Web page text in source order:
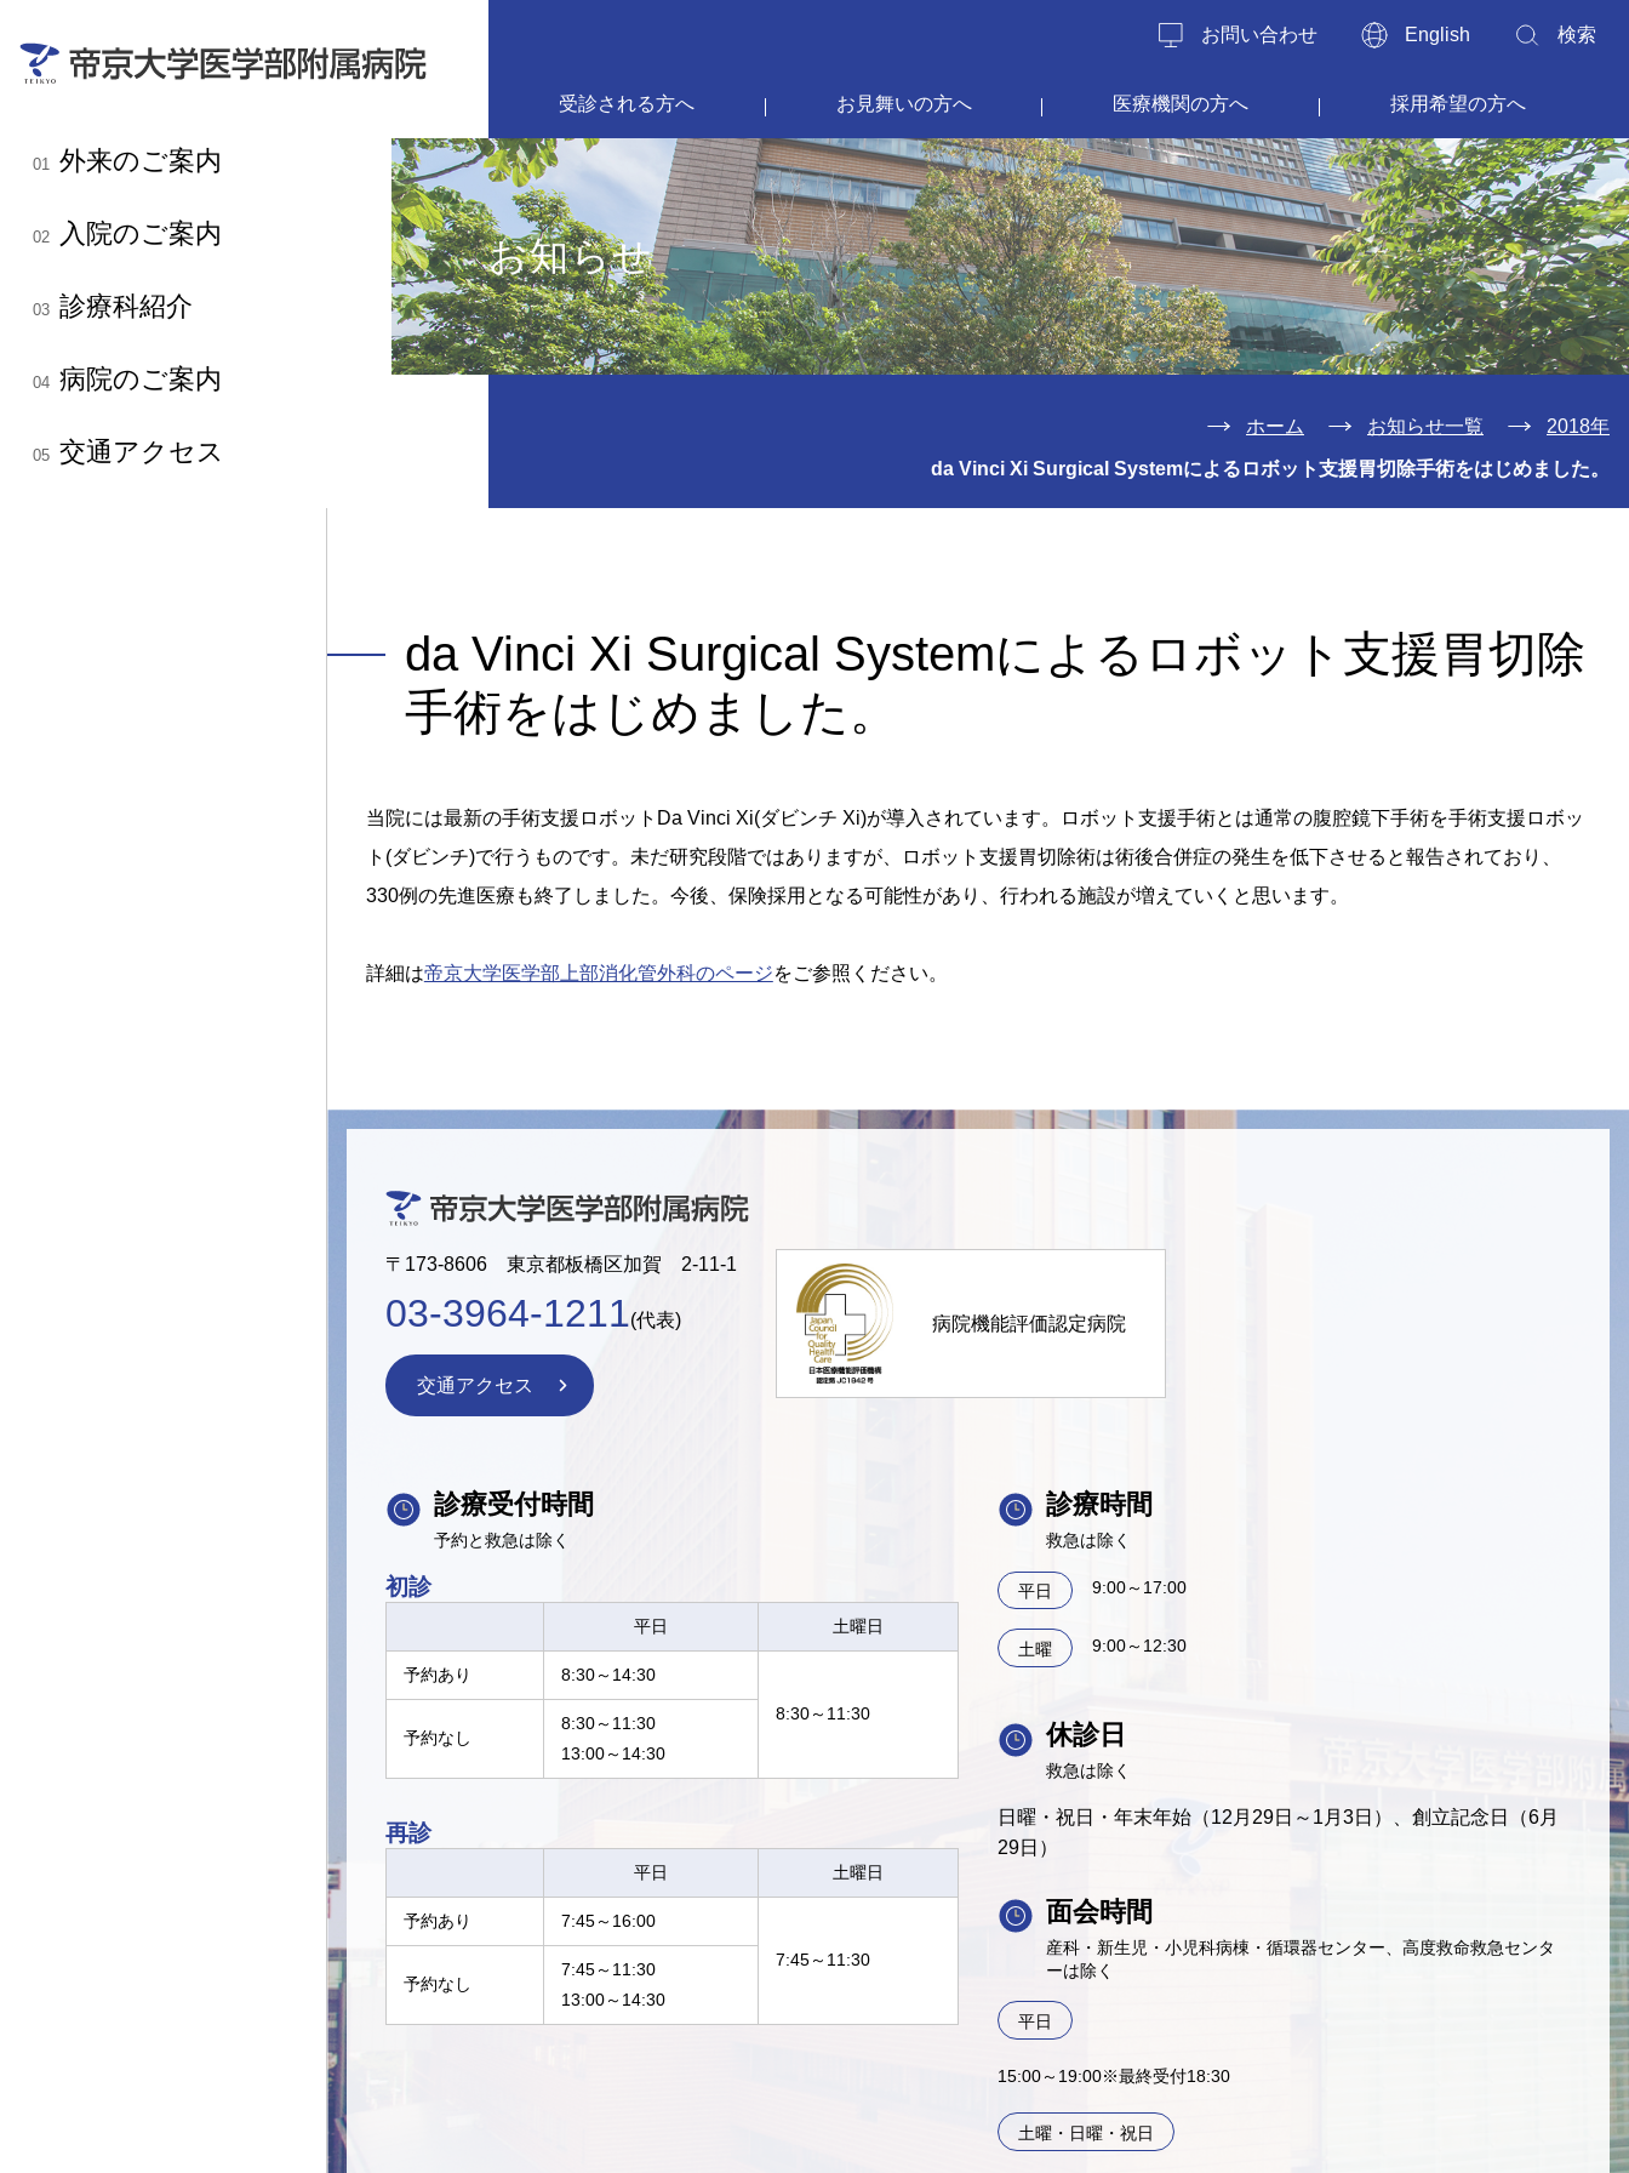
01 外来のご案内
02 入院のご案内
03 診療科紹介
04 病院のご案内
05 交通アクセス
お問い合わせ English 検索
受診される方へ お見舞いの方へ 医療機関の方へ 採用希望の方へ
お知らせ
ホーム お知らせ一覧 2018年
da Vinci Xi Surgical Systemによるロボット支援胃切除手術をはじめました。
da Vinci Xi Surgical Systemによるロボット支援胃切除
手術をはじめました。
当院には最新の手術支援ロボットDa Vinci Xi(ダビンチ Xi)が導入されています。ロボット支援手術とは通常の腹腔鏡下手術を手術支援ロボッ
ト(ダビンチ)で行うものです。未だ研究段階ではありますが、ロボット支援胃切除術は術後合併症の発生を低下させると報告されており、
330例の先進医療も終了しました。今後、保険採用となる可能性があり、行われる施設が増えていくと思います。
詳細は帝京大学医学部上部消化管外科のページをご参照ください。
〒173-8606 東京都板橋区加賀 2-11-1
03-3964-1211(代表)
交通アクセス
病院機能評価認定病院
診療受付時間
予約と救急は除く
初診
平日 土曜日
予約あり
8:30～14:30
8:30～11:30
予約なし
8:30～11:30
13:00～14:30
再診
平日 土曜日
予約あり
7:45～16:00
7:45～11:30
予約なし
7:45～11:30
13:00～14:30
診療時間
救急は除く
平日 9:00～17:00
土曜 9:00～12:30
休診日
救急は除く
日曜・祝日・年末年始（12月29日～1月3日）、創立記念日（6月
29日）
面会時間
産科・新生児・小児科病棟・循環器センター、高度救命救急センタ
ーは除く
平日
15:00～19:00※最終受付18:30
土曜・日曜・祝日